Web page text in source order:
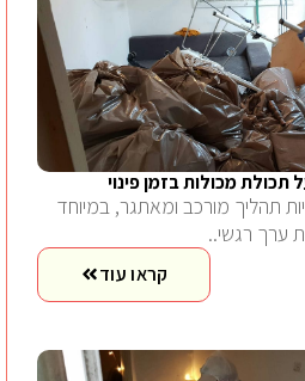
מכולות בזמן פינוי
תהליך מורכב ומאתגר, במיוחד
ערך רגשי..
קראו עוד